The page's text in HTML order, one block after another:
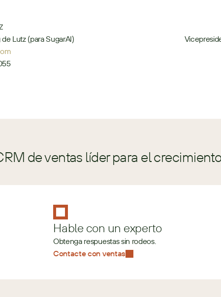
Lutz (para SugarAI)
de ventas líder para el
Hable con un experto
Obtenga respuestas sin rodeos.
Contacte con ventas